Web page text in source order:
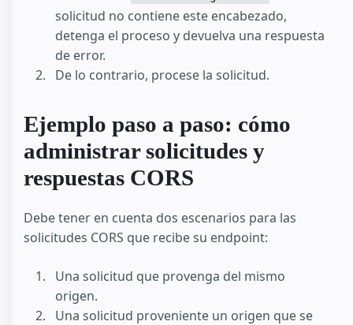
solicitud no contiene este encabezado,
detenga el proceso y devuelva una respuesta
de error.
De lo contrario, procese la solicitud.
Ejemplo paso a paso: cómo
administrar solicitudes y
respuestas CORS
Debe tener en cuenta dos escenarios para las
solicitudes CORS que recibe su endpoint:
Una solicitud que provenga del mismo
origen.
Una solicitud proveniente un origen que se